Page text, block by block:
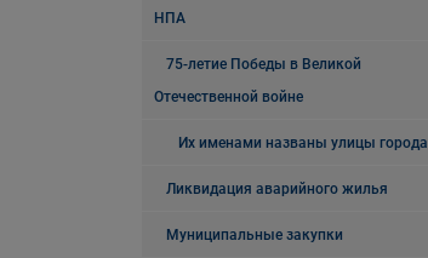
НПА
75-летие Победы в Великой
Отечественной войне
Их именами названы улицы города
Ликвидация аварийного жилья
Муниципальные закупки